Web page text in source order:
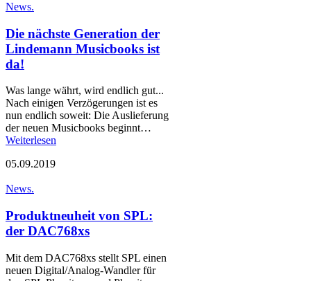
News.
Die nächste Generation der
Lindemann Musicbooks ist
da!
Was lange währt, wird endlich gut...
Nach einigen Verzögerungen ist es
nun endlich soweit: Die Auslieferung
der neuen Musicbooks beginnt…
Weiterlesen
05.09.2019
News.
Produktneuheit von SPL:
der DAC768xs
Mit dem DAC768xs stellt SPL einen
neuen Digital/Analog-Wandler für